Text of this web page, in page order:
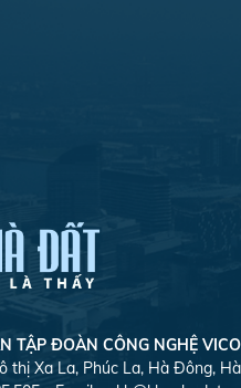
TẬP ĐOÀN CÔNG NGHỆ VICO
thị Xa La, Phúc La, Hà Đông,